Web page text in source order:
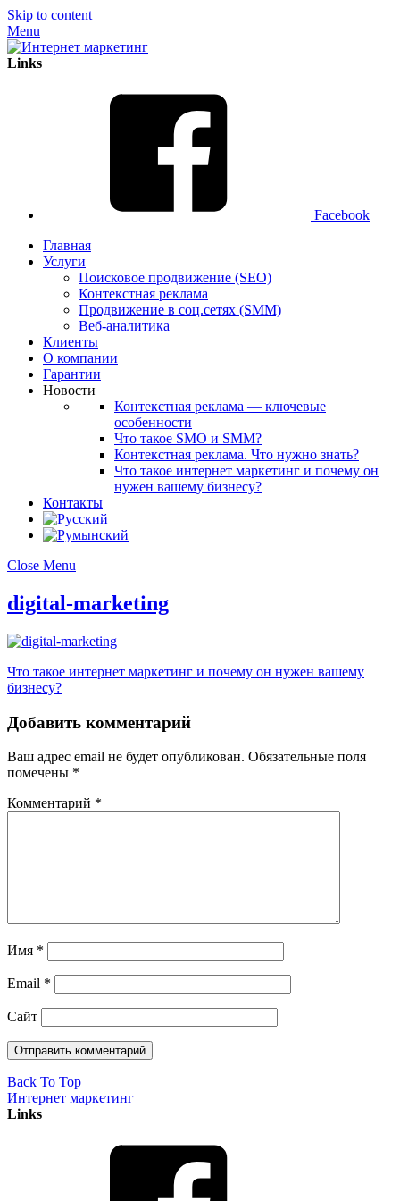
Skip to content
Menu
Links
Facebook
Главная
Услуги
Поисковое продвижение (SEO)
Контекстная реклама
Продвижение в соц.сетях (SMM)
Веб-аналитика
Клиенты
О компании
Гарантии
Новости
Контекстная реклама — ключевые
особенности
Что такое SMO и SMM?
Контекстная реклама. Что нужно знать?
Что такое интернет маркетинг и почему он
нужен вашему бизнесу?
Контакты
Close Menu
digital-marketing
Что такое интернет маркетинг и почему он нужен вашему
бизнесу?
Добавить комментарий
Ваш адрес email не будет опубликован. Обязательные поля
помечены *
Комментарий *
Имя *
Email *
Сайт
Back To Top
Интернет маркетинг
Links